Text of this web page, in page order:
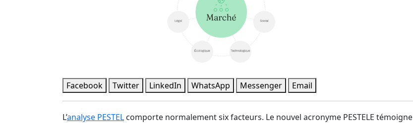
Facebook Twitter LinkedIn WhatsApp Messenger Email
L’analyse PESTEL comporte normalement six facteurs. Le nouvel acronyme PESTELE témoigne